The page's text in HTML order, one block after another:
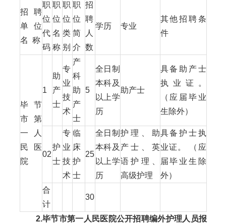
招 聘
单 位
名 称
职
位
代
码
职
位
名
称
职
位
类
别
职
位
简
介
招
聘
人
数
学历 专业
其他招聘条
件
毕节
市第
一人
民医
院
1
助
产
士
专
业
技
术
产
科
助
产
士
5
全日制
本科及
以上学
历
助产士
具备助产士
执业证。
（应届毕业
生除外）
02
护
士
专
业
技
术
临
床
护
士
25
全日制
本科及
以上学
历
护理、助
产士、英
语护理、
高级护理
具备护士执
业证。 （应
届毕业生除
外）
合
计
30
2.毕节市第一人民医院公开招聘编外护理人员报